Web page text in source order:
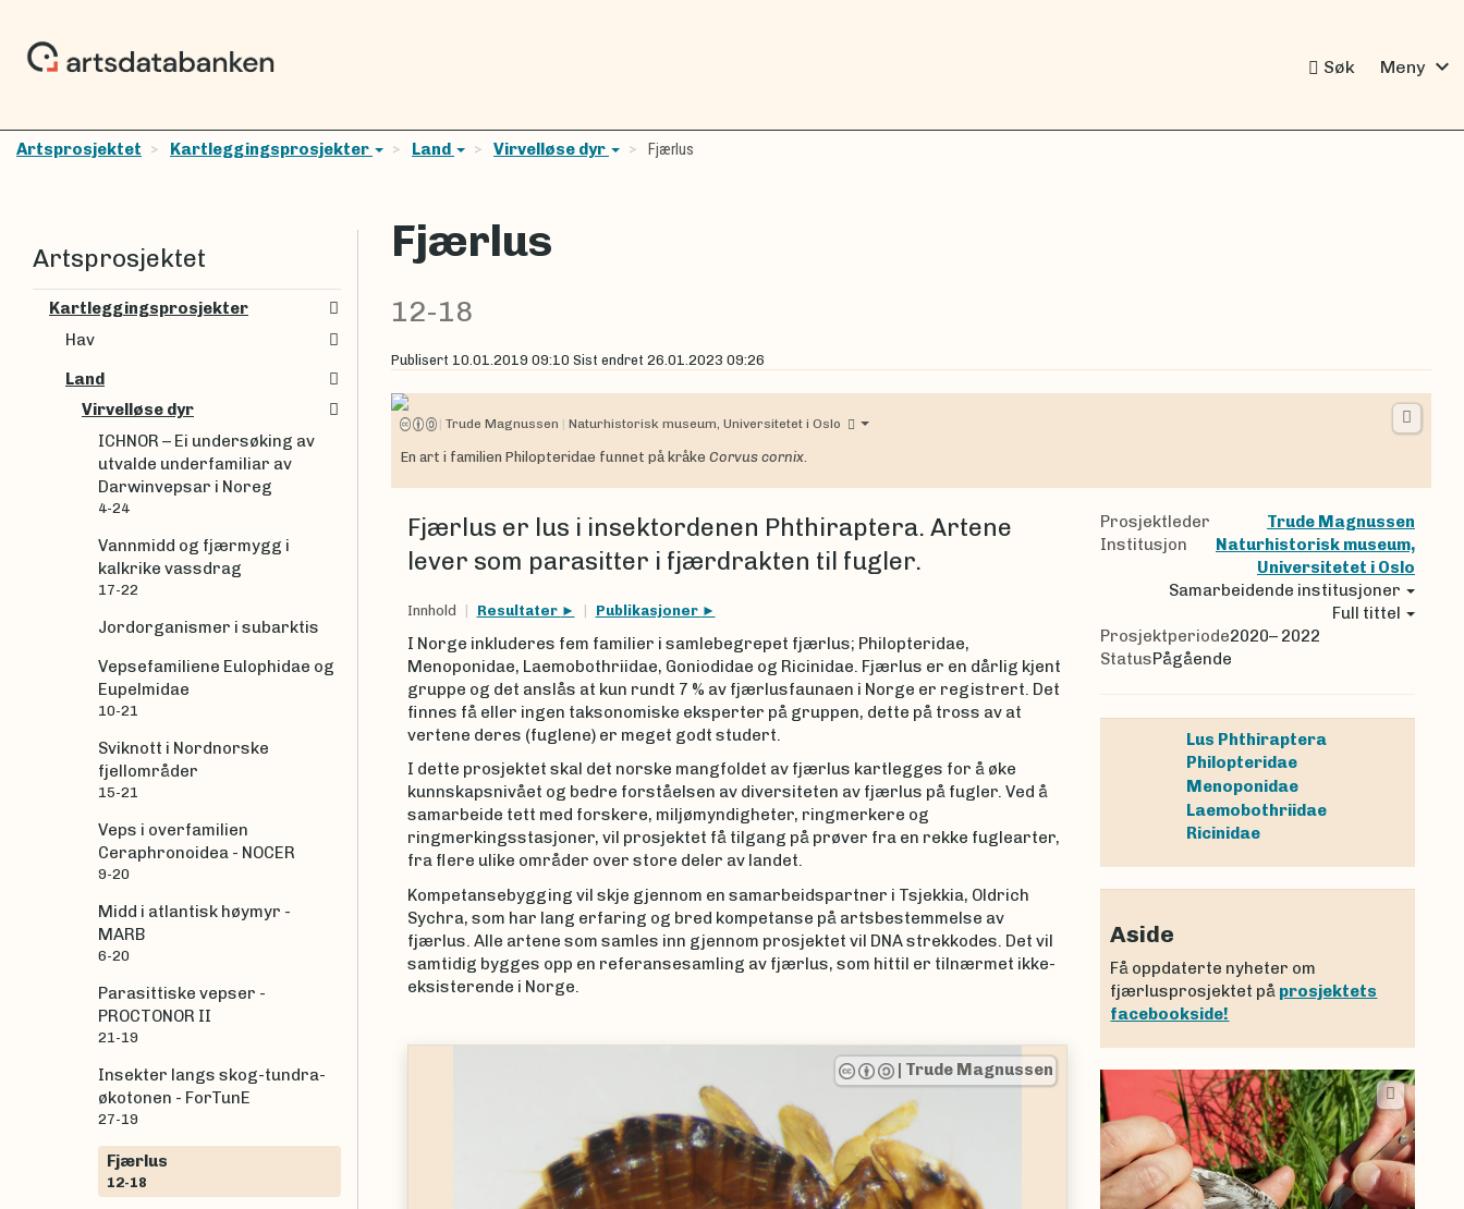
Søk Meny expand_more
Artsprosjektet Kartleggingsprosjekter Land Virvelløse dyr Fjærlus
Fjærlus
12-18
Publisert 10.01.2019 09:10 Sist endret 26.01.2023 09:26
| Trude Magnussen | Naturhistorisk museum, Universitetet i Oslo
En art i familien Philopteridae funnet på kråke Corvus cornix.
Fjærlus er lus i insektordenen Phthiraptera. Artene
lever som parasitter i fjærdrakten til fugler.
Innhold Resultater Publikasjoner
I Norge inkluderes fem familier i samlebegrepet fjærlus; Philopteridae,
Menoponidae, Laemobothriidae, Goniodidae og Ricinidae. Fjærlus er en dårlig kjent
gruppe og det anslås at kun rundt 7 % av fjærlusfaunaen i Norge er registrert. Det
finnes få eller ingen taksonomiske eksperter på gruppen, dette på tross av at
vertene deres (fuglene) er meget godt studert.
I dette prosjektet skal det norske mangfoldet av fjærlus kartlegges for å øke
kunnskapsnivået og bedre forståelsen av diversiteten av fjærlus på fugler. Ved å
samarbeide tett med forskere, miljømyndigheter, ringmerkere og
ringmerkingsstasjoner, vil prosjektet få tilgang på prøver fra en rekke fuglearter,
fra flere ulike områder over store deler av landet.
Kompetansebygging vil skje gjennom en samarbeidspartner i Tsjekkia, Oldrich
Sychra, som har lang erfaring og bred kompetanse på artsbestemmelse av
fjærlus. Alle artene som samles inn gjennom prosjektet vil DNA strekkodes. Det vil
samtidig bygges opp en referansesamling av fjærlus, som hittil er tilnærmet ikke-
eksisterende i Norge.
|Trude Magnussen
Prosjektleder
Trude Magnussen
Institusjon
Naturhistorisk museum,
Universitetet i Oslo
Samarbeidende institusjoner
Full tittel
Prosjektperiode2020– 2022
StatusPågående
Lus Phthiraptera
Philopteridae
Menoponidae
Laemobothriidae
Ricinidae
Aside
Få oppdaterte nyheter om
fjærlusprosjektet på prosjektets
facebookside!
Artsprosjektet
Kartleggingsprosjekter
Hav
Land
Virvelløse dyr
ICHNOR – Ei undersøking av
utvalde underfamiliar av
Darwinvepsar i Noreg
4-24
Vannmidd og fjærmygg i
kalkrike vassdrag
17-22
Jordorganismer i subarktis
Vepsefamiliene Eulophidae og
Eupelmidae
10-21
Sviknott i Nordnorske
fjellområder
15-21
Veps i overfamilien
Ceraphronoidea - NOCER
9-20
Midd i atlantisk høymyr -
MARB
6-20
Parasittiske vepser -
PROCTONOR II
21-19
Insekter langs skog-tundra-
økotonen - ForTunE
27-19
Fjærlus
12-18